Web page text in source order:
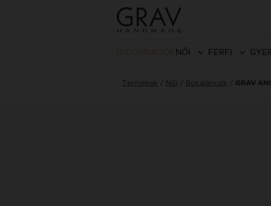
NŐI FÉRFI
Termékek Női Bokaláncok GRAV